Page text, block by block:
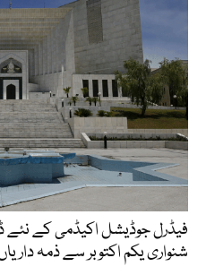
فیڈرل جوڈیشل اکیڈمی کے نئے
شنواری یکم اکتوبر سے ذمہ